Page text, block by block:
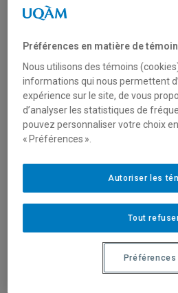
Caméra
Station d’aiguillage
Éléments de décor
Etc.
Un service de captation en
doivent être filmées et
pédagogiques.
Ce soutien est exclusivement
cours spécialisés et la
requise en tout temps, dans
manipulation des équipements.
Préférences en matière de
Nous utilisons des témoins
informations qui nous permettent
expérience sur le site, de vous
d’analyser les statistiques de
pouvez personnaliser votre choix
« Préférences ».
Tout
Autoriser les
Préférences